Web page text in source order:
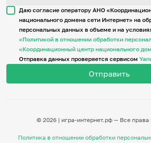
Даю согласие оператору АНО
национального домена сети Интернет» на
персональных данных в объеме и на
«Политикой в отношении обработки
«Координационный центр национального
Отправка данных проверяется сервисом
© 2026 | игра-интернет.рф — Все
Политика в отношении обработки